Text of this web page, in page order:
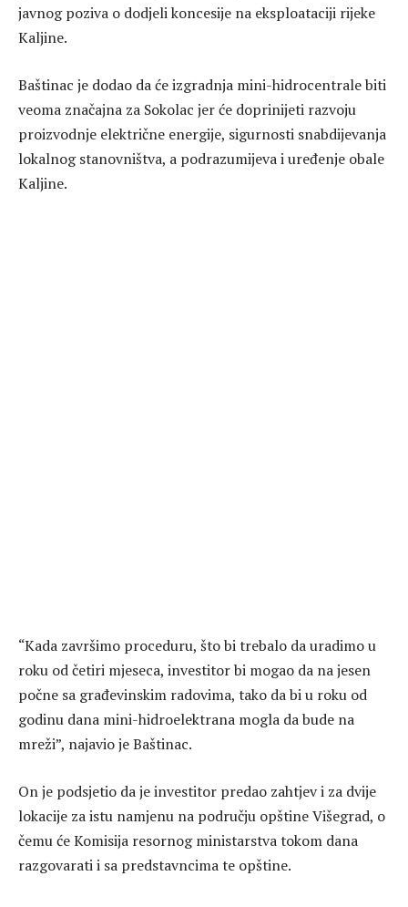
javnog poziva o dodjeli koncesije na eksploataciji rijeke
Kaljine.
Baštinac je dodao da će izgradnja mini-hidrocentrale biti
veoma značajna za Sokolac jer će doprinijeti razvoju
proizvodnje električne energije, sigurnosti snabdijevanja
lokalnog stanovništva, a podrazumijeva i uređenje obale
Kaljine.
“Kada završimo proceduru, što bi trebalo da uradimo u
roku od četiri mjeseca, investitor bi mogao da na jesen
počne sa građevinskim radovima, tako da bi u roku od
godinu dana mini-hidroelektrana mogla da bude na
mreži”, najavio je Baštinac.
On je podsjetio da je investitor predao zahtjev i za dvije
lokacije za istu namjenu na području opštine Višegrad, o
čemu će Komisija resornog ministarstva tokom dana
razgovarati i sa predstavncima te opštine.